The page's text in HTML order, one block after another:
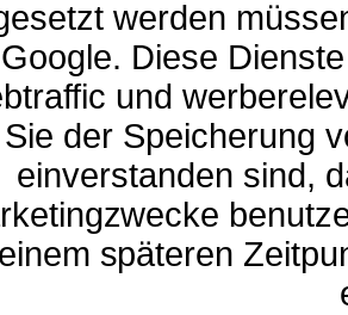
werden
Google. Diese
und
Sie der Speicherung
einverstanden sind,
späteren